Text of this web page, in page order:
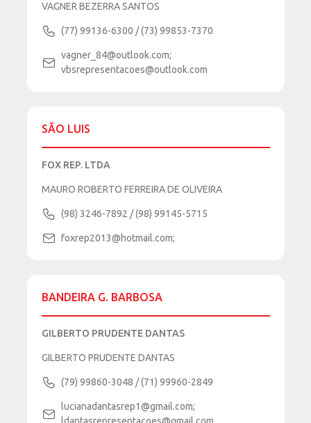
VAGNER BEZERRA SANTOS
(77) 99136-6300 / (73) 99853-7370
vagner_84@outlook.com;
vbsrepresentacoes@outlook.com
SÃO LUIS
FOX REP. LTDA
MAURO ROBERTO FERREIRA DE OLIVEIRA
(98) 3246-7892 / (98) 99145-5715
foxrep2013@hotmail.com;
BANDEIRA G. BARBOSA
GILBERTO PRUDENTE DANTAS
GILBERTO PRUDENTE DANTAS
(79) 99860-3048 / (71) 99960-2849
lucianadantasrep1@gmail.com;